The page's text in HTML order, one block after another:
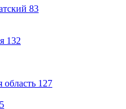
83
132
область 127